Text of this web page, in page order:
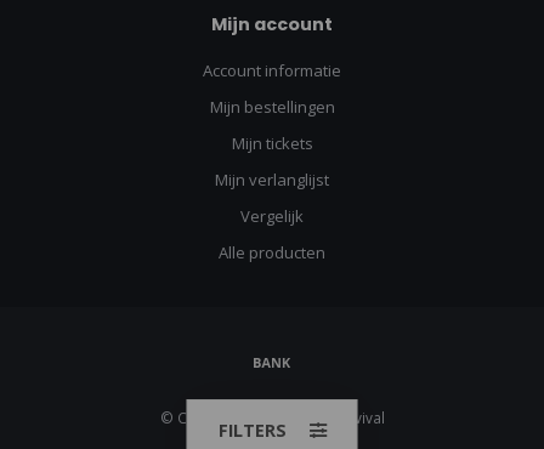
Mijn account
Account informatie
Mijn bestellingen
Mijn tickets
Mijn verlanglijst
Vergelijk
Alle producten
© Copyright 2026 Urban Survival
FILTERS